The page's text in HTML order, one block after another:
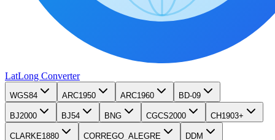
LatLong Converter
WGS84 ARC1950 ARC1960 BD-09
BJ2000 BJ54 BNG CGCS2000 CH1903+
CLARKE1880 CORREGO_ALEGRE DDM